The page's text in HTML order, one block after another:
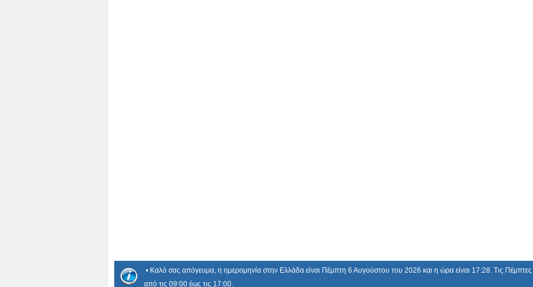
• Καλό σας απόγευμα, η ημερομηνία στην Ελλάδα είναι Πέμπτη 6 Αυγούστου του 2026 και η ώρα είναι 17:28. Τις Πέμπτες
από τις 09:00 έως τις 17:00.